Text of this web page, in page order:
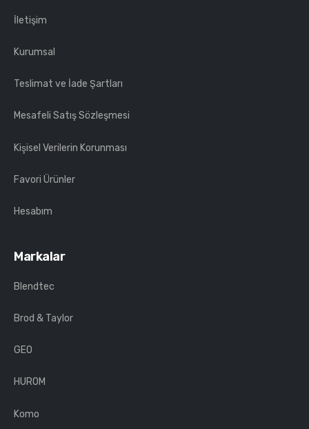
İletişim
Kurumsal
Teslimat ve İade Şartları
Mesafeli Satış Sözleşmesi
Kişisel Verilerin Korunması
Favori Ürünler
Hesabım
Markalar
Blendtec
Brod & Taylor
GEO
HUROM
Komo